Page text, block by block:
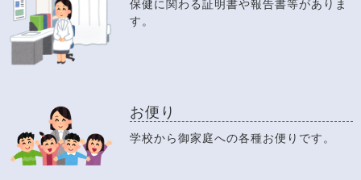
保健に関わる証明書や報告書等がありま
す。
お便り
学校から御家庭への各種お便りです。